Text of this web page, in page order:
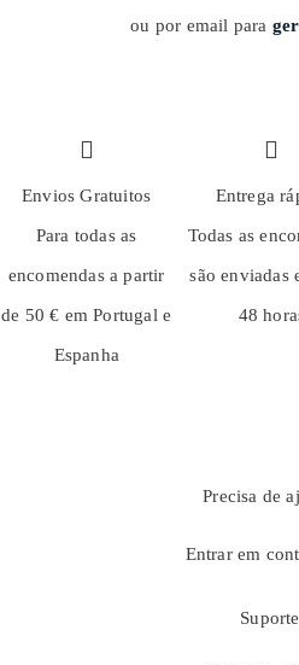
ou por email para
Envios Gratuitos
Para todas as
encomendas a partir
de 50 € em Portugal e
Espanha
Entrega
Todas as
são enviadas
48
Precisa de
Entrar em
Suporte